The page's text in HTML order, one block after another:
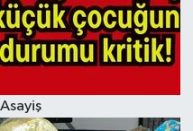
Asayiş